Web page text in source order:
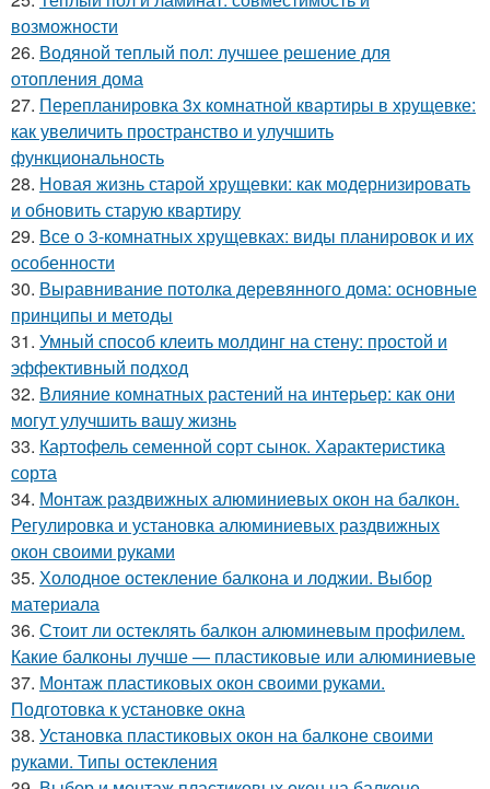
возможности
26. Водяной теплый пол: лучшее решение для
отопления дома
27. Перепланировка 3х комнатной квартиры в хрущевке:
как увеличить пространство и улучшить
функциональность
28. Новая жизнь старой хрущевки: как модернизировать
и обновить старую квартиру
29. Все о 3-комнатных хрущевках: виды планировок и их
особенности
30. Выравнивание потолка деревянного дома: основные
принципы и методы
31. Умный способ клеить молдинг на стену: простой и
эффективный подход
32. Влияние комнатных растений на интерьер: как они
могут улучшить вашу жизнь
33. Картофель семенной сорт сынок. Характеристика
сорта
34. Монтаж раздвижных алюминиевых окон на балкон.
Регулировка и установка алюминиевых раздвижных
окон своими руками
35. Холодное остекление балкона и лоджии. Выбор
материала
36. Стоит ли остеклять балкон алюминевым профилем.
Какие балконы лучше — пластиковые или алюминиевые
37. Монтаж пластиковых окон своими руками.
Подготовка к установке окна
38. Установка пластиковых окон на балконе своими
руками. Типы остекления